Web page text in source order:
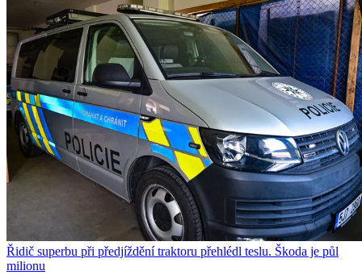
Řidič superbu při předjíždění traktoru přehlédl teslu. Škoda je půl
milionu